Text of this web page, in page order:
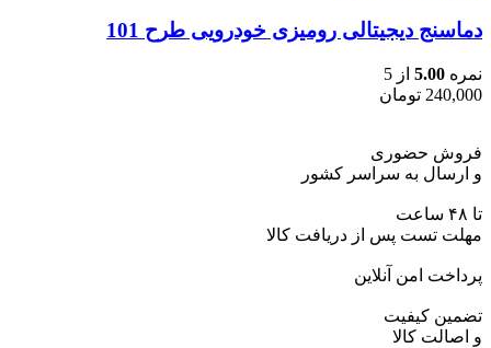
دماسنج دیجیتالی رومیزی خودرویی طرح 101
نمره 5.00 از 5
240,000 تومان
فروش حضوری
و ارسال به سراسر کشور
تا ۴۸ ساعت
مهلت تست پس از دریافت کالا
پرداخت امن آنلاین
تضمین کیفیت
و اصالت کالا